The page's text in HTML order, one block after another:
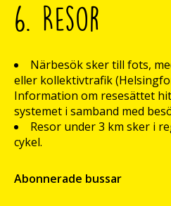
6. Resor
Närbesök sker till fots,
eller kollektivtrafik
Information om resesättet
systemet i samband med
Resor under 3 km sker i
cykel.
Abonnerade bussar